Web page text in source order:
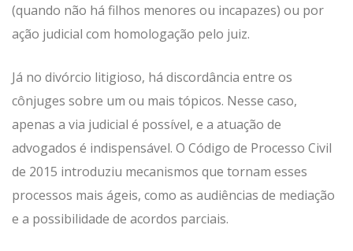
(quando não há filhos menores ou incapazes) ou por
ação judicial com homologação pelo juiz.
Já no divórcio litigioso, há discordância entre os
cônjuges sobre um ou mais tópicos. Nesse caso,
apenas a via judicial é possível, e a atuação de
advogados é indispensável. O Código de Processo Civil
de 2015 introduziu mecanismos que tornam esses
processos mais ágeis, como as audiências de mediação
e a possibilidade de acordos parciais.